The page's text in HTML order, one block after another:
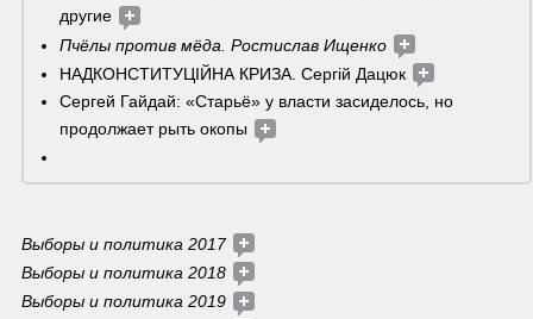
другие
Пчёлы против мёда. Ростислав Ищенко
НАДКОНСТИТУЦІЙНА КРИЗА. Сергій Дацюк
Сергей Гайдай: «Старьё» у власти засиделось, но
продолжает рыть окопы
Выборы и политика 2017
Выборы и политика 2018
Выборы и политика 2019